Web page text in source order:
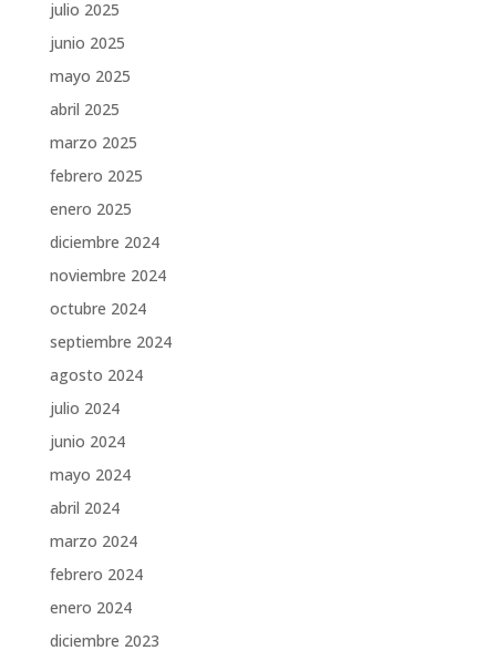
julio 2025
junio 2025
mayo 2025
abril 2025
marzo 2025
febrero 2025
enero 2025
diciembre 2024
noviembre 2024
octubre 2024
septiembre 2024
agosto 2024
julio 2024
junio 2024
mayo 2024
abril 2024
marzo 2024
febrero 2024
enero 2024
diciembre 2023